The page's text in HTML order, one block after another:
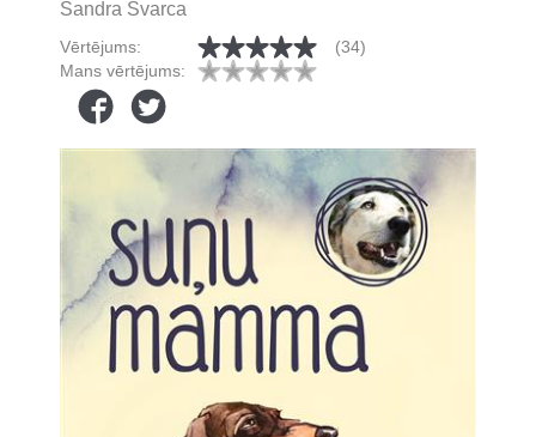
Sandra Švarca
Vērtējums:
(34)
Mans vērtējums: